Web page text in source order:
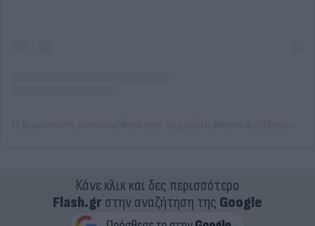
Κάνε κλικ και δες περισσότερο
Flash.grστην αναζήτηση της Google